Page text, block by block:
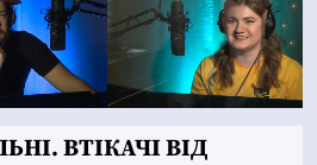
ВТІКАЧІ ВІД